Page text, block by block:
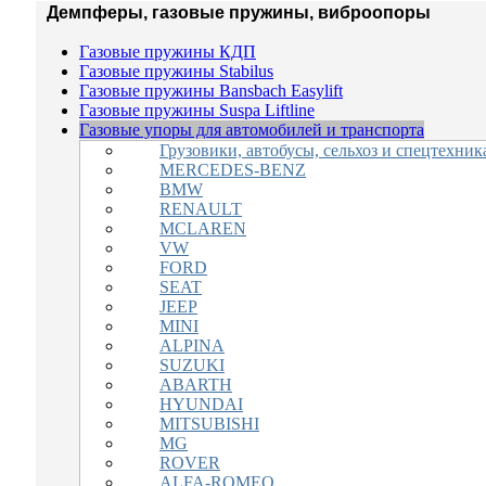
Демпферы, газовые пружины, виброопоры
Газовые пружины КДП
Газовые пружины Stabilus
Газовые пружины Bansbach Easylift
Газовые пружины Suspa Liftline
Газовые упоры для автомобилей и транспорта
Грузовики, автобусы, сельхоз и
MERCEDES-BENZ
BMW
RENAULT
MCLAREN
VW
FORD
SEAT
JEEP
MINI
ALPINA
SUZUKI
ABARTH
HYUNDAI
MITSUBISHI
MG
ROVER
ALFA-ROMEO